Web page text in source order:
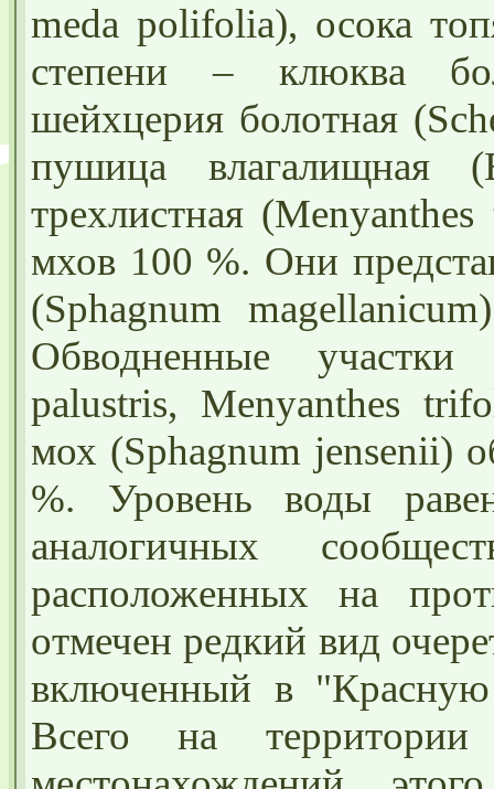
meda polifolia), осока
степени – клюква
шейхцерия болотная
пушица влагалищная
трехлистная
мхов 100 %. Они
(Sphagnum
Обводненные
palustris, Menyanthes
мох (Sphagnum jensenii)
%. Уровень воды
аналогичных
расположенных на
отмечен редкий вид
включенный в
Всего на